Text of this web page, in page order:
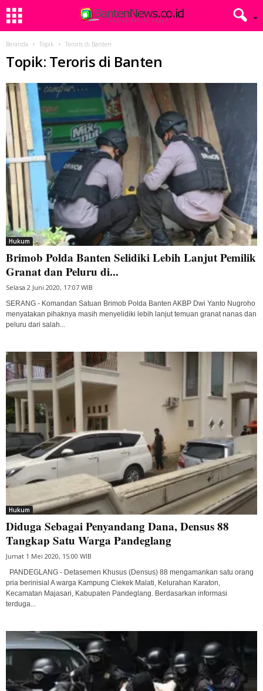
Beranda Topik Teroris di Banten
Topik: Teroris di Banten
Hukum
Brimob Polda Banten Selidiki Lebih Lanjut Pemilik
Granat dan Peluru di...
Selasa 2 Juni 2020, 17:07 WIB
SERANG - Komandan Satuan Brimob Polda Banten AKBP Dwi Yanto Nugroho
menyatakan pihaknya masih menyelidiki lebih lanjut temuan granat nanas dan
peluru dari salah...
Hukum
Diduga Sebagai Penyandang Dana, Densus 88
Tangkap Satu Warga Pandeglang
Jumat 1 Mei 2020, 15:00 WIB
PANDEGLANG - Detasemen Khusus (Densus) 88 mengamankan satu orang
pria berinisial A warga Kampung Ciekek Malati, Kelurahan Karaton,
Kecamatan Majasari, Kabupaten Pandeglang. Berdasarkan informasi
terduga...